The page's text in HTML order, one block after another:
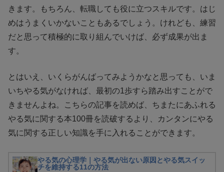
きます。もちろん、転職しても役に立つスキルです。はじ
めはうまくいかないこともあるでしょう。けれども、練習
だと思って積極的に取り組んでいけば、必ず成果が出ま
す。
とはいえ、いくらがんばってみようかなと思っても、いま
いちやる気がなければ、最初の1歩すら踏み出すことがで
きませんよね。こちらの記事を読めば、ちまたにあふれる
やる気に関する本100冊を読破するより、カンタンにやる
気に関する正しい知識を手に入れることができます。
やる気の心理学｜やる気が出ない原因とやる気スイッ
チを維持する11の方法